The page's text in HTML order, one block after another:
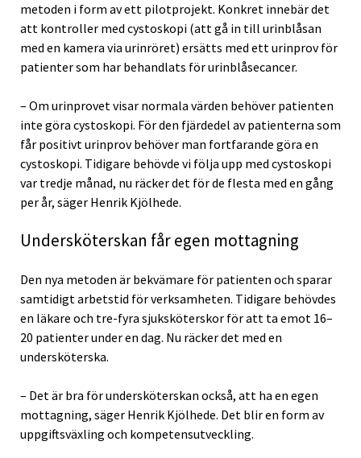
metoden i form av ett pilotprojekt. Konkret innebär det
att kontroller med cystoskopi (att gå in till urinblåsan
med en kamera via urinröret) ersätts med ett urinprov för
patienter som har behandlats för urinblåsecancer.
– Om urinprovet visar normala värden behöver patienten
inte göra cystoskopi. För den fjärdedel av patienterna som
får positivt urinprov behöver man fortfarande göra en
cystoskopi. Tidigare behövde vi följa upp med cystoskopi
var tredje månad, nu räcker det för de flesta med en gång
per år, säger Henrik Kjölhede.
Undersköterskan får egen mottagning
Den nya metoden är bekvämare för patienten och sparar
samtidigt arbetstid för verksamheten. Tidigare behövdes
en läkare och tre-fyra sjuksköterskor för att ta emot 16–
20 patienter under en dag. Nu räcker det med en
undersköterska.
– Det är bra för undersköterskan också, att ha en egen
mottagning, säger Henrik Kjölhede. Det blir en form av
uppgiftsväxling och kompetensutveckling.